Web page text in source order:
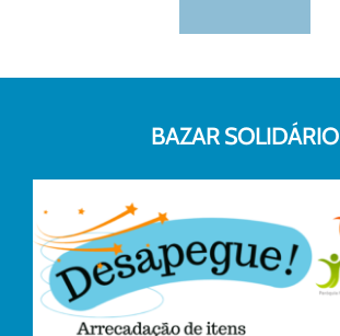
BAZAR SOLIDÁRIO